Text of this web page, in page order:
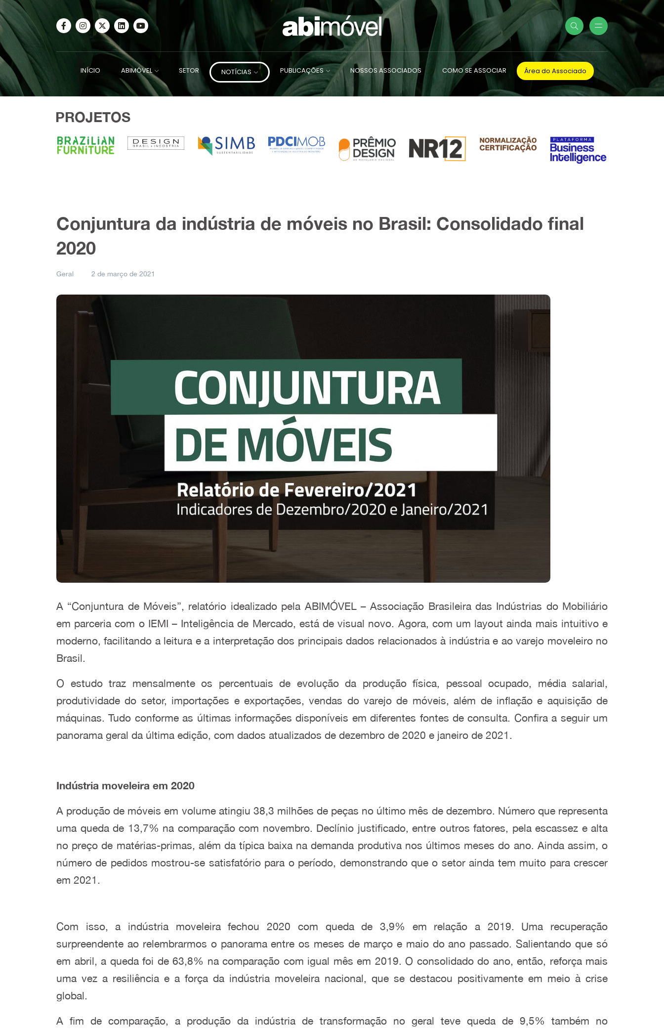
INÍCIO ABIMÓVEL SETOR NOTÍCIAS PUBLICAÇÕES NOSSOS ASSOCIADOS COMO SE ASSOCIAR Área do Associado
PROJETOS
Conjuntura da indústria de móveis no Brasil: Consolidado final
2020
Geral 2 de março de 2021
A “Conjuntura de Móveis”, relatório idealizado pela ABIMÓVEL – Associação Brasileira das Indústrias do Mobiliário
em parceria com o IEMI – Inteligência de Mercado, está de visual novo. Agora, com um layout ainda mais intuitivo e
moderno, facilitando a leitura e a interpretação dos principais dados relacionados à indústria e ao varejo moveleiro no
Brasil.
O estudo traz mensalmente os percentuais de evolução da produção física, pessoal ocupado, média salarial,
produtividade do setor, importações e exportações, vendas do varejo de móveis, além de inflação e aquisição de
máquinas. Tudo conforme as últimas informações disponíveis em diferentes fontes de consulta. Confira a seguir um
panorama geral da última edição, com dados atualizados de dezembro de 2020 e janeiro de 2021.
Indústria moveleira em 2020
A produção de móveis em volume atingiu 38,3 milhões de peças no último mês de dezembro. Número que representa
uma queda de 13,7% na comparação com novembro. Declínio justificado, entre outros fatores, pela escassez e alta
no preço de matérias-primas, além da típica baixa na demanda produtiva nos últimos meses do ano. Ainda assim, o
número de pedidos mostrou-se satisfatório para o período, demonstrando que o setor ainda tem muito para crescer
em 2021.
Com isso, a indústria moveleira fechou 2020 com queda de 3,9% em relação a 2019. Uma recuperação
surpreendente ao relembrarmos o panorama entre os meses de março e maio do ano passado. Salientando que só
em abril, a queda foi de 63,8% na comparação com igual mês em 2019. O consolidado do ano, então, reforça mais
uma vez a resiliência e a força da indústria moveleira nacional, que se destacou positivamente em meio à crise
global.
A fim de comparação, a produção da indústria de transformação no geral teve queda de 9,5% também no